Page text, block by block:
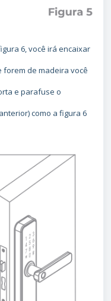
6, você irá encaixar
de madeira você
e parafuse o
como a figura 6